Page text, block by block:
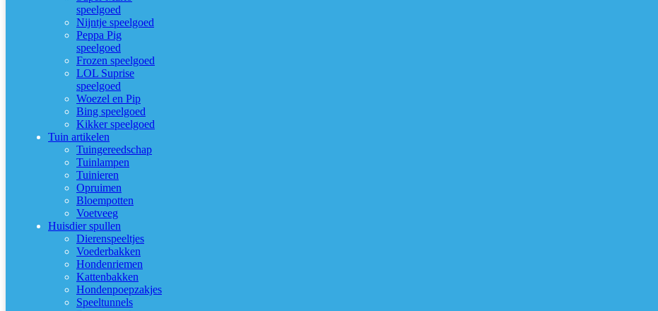
speelgoed
Nijntje speelgoed
Peppa Pig
speelgoed
Frozen speelgoed
LOL Suprise
speelgoed
Woezel en Pip
Bing speelgoed
Kikker speelgoed
Tuin artikelen
Tuingereedschap
Tuinlampen
Tuinieren
Opruimen
Bloempotten
Voetveeg
Huisdier spullen
Dierenspeeltjes
Voederbakken
Hondenriemen
Kattenbakken
Hondenpoepzakjes
Speeltunnels